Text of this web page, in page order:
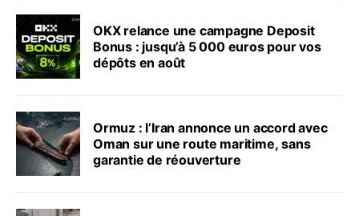
OKX relance une campagne Deposit
Bonus : jusqu’à 5 000 euros pour vos
dépôts en août
Ormuz : l’Iran annonce un accord avec
Oman sur une route maritime, sans
garantie de réouverture